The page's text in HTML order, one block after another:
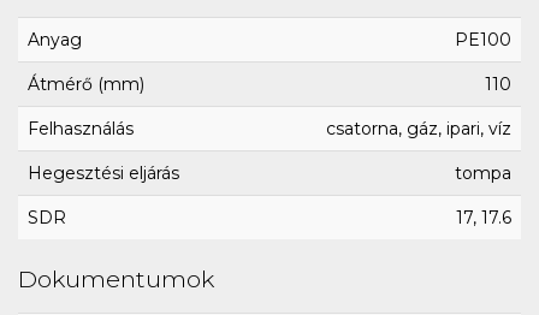
Anyag PE100
Átmérő (mm) 110
Felhasználás csatorna, gáz, ipari, víz
Hegesztési eljárás tompa
SDR 17, 17.6
Dokumentumok